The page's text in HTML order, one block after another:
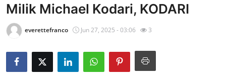
Press Release
Travel
Privacy Policy
Milik Michael Kodari, KODARI
everettefranco Jun 27, 2025 - 03:06 3